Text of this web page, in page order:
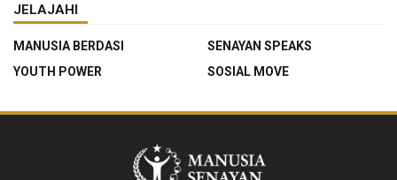
JELAJAHI
MANUSIA BERDASI
SENAYAN SPEAKS
YOUTH POWER
SOSIAL MOVE